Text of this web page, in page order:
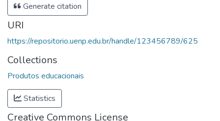
Generate citation
URI
https://repositorio.uenp.edu.br/handle/123456789/625
Collections
Produtos educacionais
Statistics
Creative Commons License